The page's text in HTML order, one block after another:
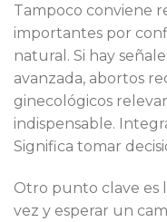
Tampoco conviene
importantes por
natural. Si hay
avanzada, abortos
ginecológicos
indispensable.
Significa tomar
Otro punto clave es
vez y esperar un